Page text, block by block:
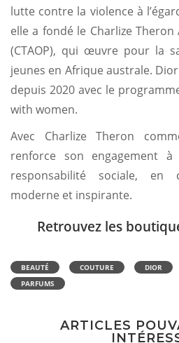
lutte contre la violence à
elle a fondé le Charlize
(CTAOP), qui œuvre pour la
jeunes en Afrique australe.
depuis 2020 avec le
with women.
Avec Charlize Theron
renforce son engagement
responsabilité sociale, en
moderne et inspirante.
Retrouvez les
BEAUTÉ COUTURE DIOR
PARFUMS
ARTICLES